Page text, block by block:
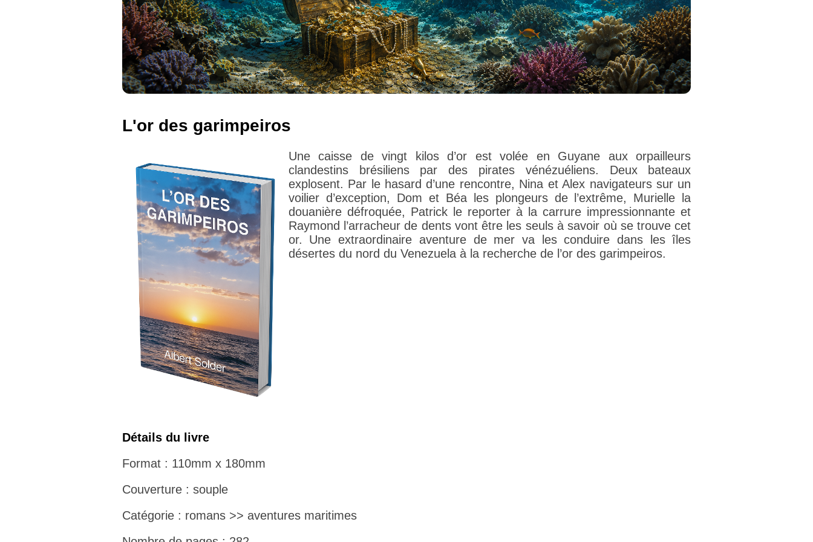
L'or des garimpeiros
Une caisse de vingt kilos d’or est volée en Guyane aux orpailleurs
clandestins brésiliens par des pirates vénézuéliens. Deux bateaux
explosent. Par le hasard d’une rencontre, Nina et Alex navigateurs sur un
voilier d’exception, Dom et Béa les plongeurs de l’extrême, Murielle la
douanière défroquée, Patrick le reporter à la carrure impressionnante et
Raymond l’arracheur de dents vont être les seuls à savoir où se trouve cet
or. Une extraordinaire aventure de mer va les conduire dans les îles
désertes du nord du Venezuela à la recherche de l’or des garimpeiros.
Détails du livre
Format : 110mm x 180mm
Couverture : souple
Catégorie : romans >> aventures maritimes